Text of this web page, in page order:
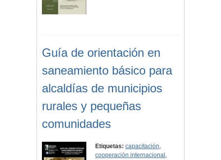
Guía de orientación en
saneamiento básico para
alcaldías de municipios
rurales y pequeñas
comunidades
Etiquetas: capacitación,
cooperación internacional ,